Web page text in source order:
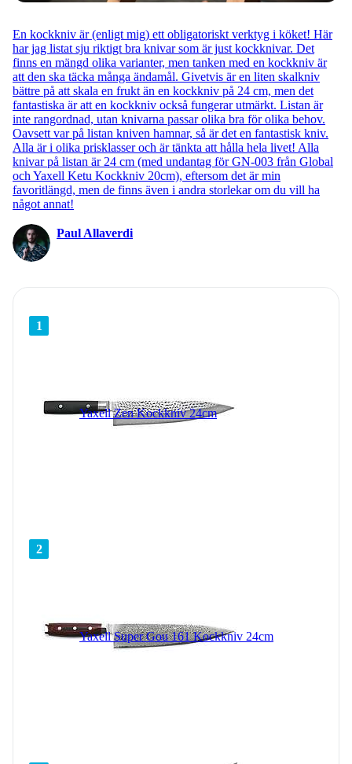
En kockkniv är (enligt mig) ett obligatoriskt verktyg i köket! Här
har jag listat sju riktigt bra knivar som är just kockknivar. Det
finns en mängd olika varianter, men tanken med en kockkniv är
att den ska täcka många ändamål. Givetvis är en liten skalkniv
bättre på att skala en frukt än en kockkniv på 24 cm, men det
fantastiska är att en kockkniv också fungerar utmärkt. Listan är
inte rangordnad, utan knivarna passar olika bra för olika behov.
Oavsett var på listan kniven hamnar, så är det en fantastisk kniv.
Alla är i olika prisklasser och är tänkta att hålla hela livet! Alla
knivar på listan är 24 cm (med undantag för GN-003 från Global
och Yaxell Ketu Kockkniv 20cm), eftersom det är min
favoritlängd, men de finns även i andra storlekar om du vill ha
något annat!
Paul Allaverdi
1
Yaxell Zen Kockkniv 24cm
2
Yaxell Super Gou 161 Kockkniv 24cm